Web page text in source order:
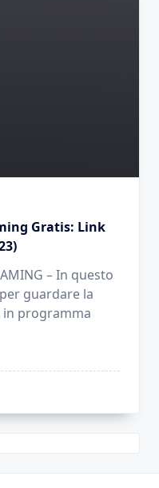
Gratis: Link
– In questo
guardare la
in programma